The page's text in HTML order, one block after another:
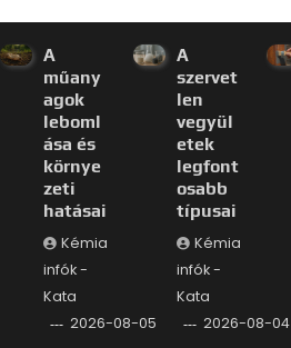
A
műany
agok
leboml
ása és
környe
zeti
hatásai
Kémia
infók -
Kata
2026-08-05
A
szervet
len
vegyül
etek
legfont
osabb
típusai
Kémia
infók -
Kata
2026-08-04